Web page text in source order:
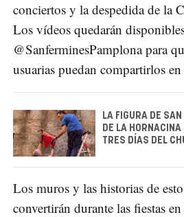
conciertos y la despedida de la
Los vídeos quedarán
@SanferminesPamplona para
usuarias puedan compartirlos
LA FIGURA DE
DE LA
TRES DÍAS DEL
Los muros y las historias de
convertirán durante las fiestas